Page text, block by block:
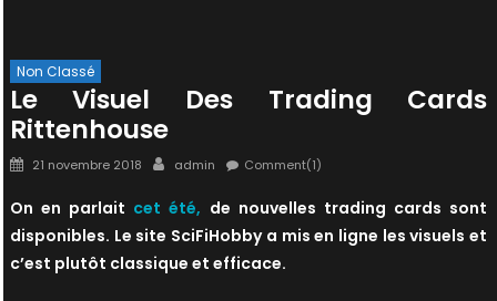
Non Classé
Le Visuel Des Trading Cards
Rittenhouse
Posted
21 novembre 2018 Author
admin Comment(1)
On en parlait cet été, de nouvelles trading cards sont
disponibles. Le site SciFiHobby a mis en ligne les visuels et
c’est plutôt classique et efficace.